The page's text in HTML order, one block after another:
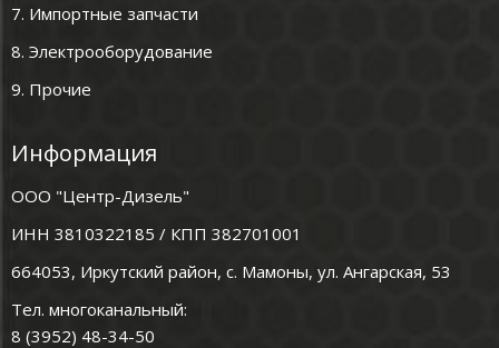
7. Импортные запчасти
8. Электрооборудование
9. Прочие
Информация
ООО "Центр-Дизель"
ИНН 3810322185 / КПП 382701001
664053, Иркутский район, с. Мамоны, ул. Ангарская, 53
Тел. многоканальный:
8 (3952) 48-34-50